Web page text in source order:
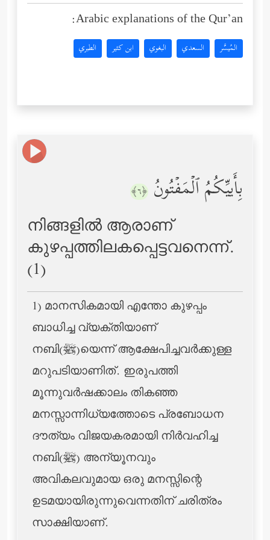
Arabic explanations of the Qur’an:
المُيسَّر السعدي البغوي ابن كثير الطبري
بِأَییِّكُمُ ٱلۡمَفۡتُونُ ﴿٦﴾
നിങ്ങളില്‍ ആരാണ്
കുഴപ്പത്തിലകപ്പെട്ടവനെന്ന്‌.
(1)
1) മാനസികമായി എന്തോ കുഴപ്പം
ബാധിച്ച വ്യക്തിയാണ്
നബി(ﷺ)യെന്ന് ആക്ഷേപിച്ചവര്‍ക്കുള്ള
മറുപടിയാണിത്. ഇരുപത്തി
മൂന്നുവര്‍ഷക്കാലം തികഞ്ഞ
മനസ്സാന്നിധ്യത്തോടെ പ്രബോധന
ദൗത്യം വിജയകരമായി നിര്‍വഹിച്ച
നബി(ﷺ) അന്യൂനവും
അവികലവുമായ ഒരു മനസ്സിന്റെ
ഉടമയായിരുന്നുവെന്നതിന് ചരിത്രം
സാക്ഷിയാണ്.